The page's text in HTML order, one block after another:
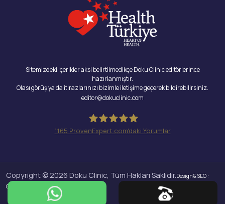
Sitemizdeki içerikler aksi belirtilmedikçe Doku Clinic editörlerince
hazırlanmıştır.
Olası görüş ya da itirazlarınızı bizimle iletişime geçerek bildirebilirsiniz.
editor@dokuclinic.com
1165 ProvenExpert.com'daki Yorumlar
Copyright © 2026 Doku Clinic, Tüm Hakları Saklıdır. Design & SEO :
Crabs Media